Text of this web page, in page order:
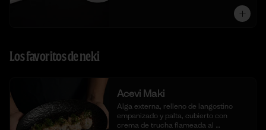
Los favoritos de neki
Acevi Maki
Alga externa, relleno de langostino
empanizado y palta, cubierto con
crema de trucha flameada al